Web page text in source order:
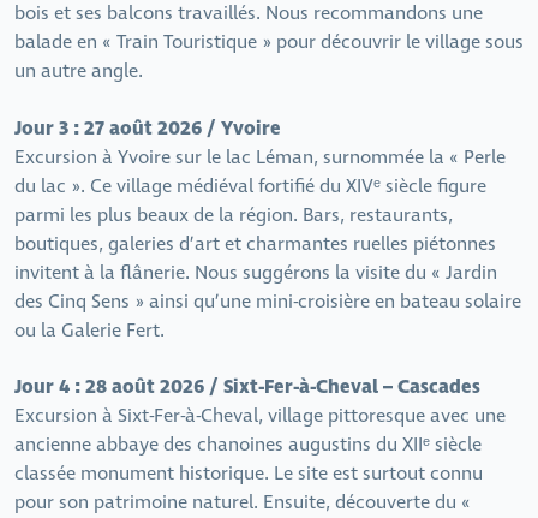
bois et ses balcons travaillés. Nous recommandons une
balade en « Train Touristique » pour découvrir le village sous
un autre angle.
Jour 3 : 27 août 2026 / Yvoire
Excursion à Yvoire sur le lac Léman, surnommée la « Perle
du lac ». Ce village médiéval fortifié du XIVᵉ siècle figure
parmi les plus beaux de la région. Bars, restaurants,
boutiques, galeries d’art et charmantes ruelles piétonnes
invitent à la flânerie. Nous suggérons la visite du « Jardin
des Cinq Sens » ainsi qu’une mini-croisière en bateau solaire
ou la Galerie Fert.
Jour 4 : 28 août 2026 / Sixt-Fer-à-Cheval – Cascades
Excursion à Sixt-Fer-à-Cheval, village pittoresque avec une
ancienne abbaye des chanoines augustins du XIIᵉ siècle
classée monument historique. Le site est surtout connu
pour son patrimoine naturel. Ensuite, découverte du «